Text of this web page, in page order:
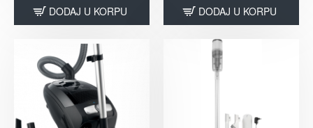
DODAJ U KORPU DODAJ U KORPU